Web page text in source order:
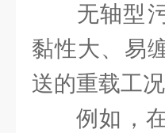
无轴型‌
黏性大、易
送的重载工
例如，